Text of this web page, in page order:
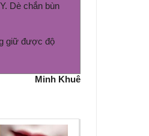
Dè chắn bùn
giữ được độ
Minh Khuê